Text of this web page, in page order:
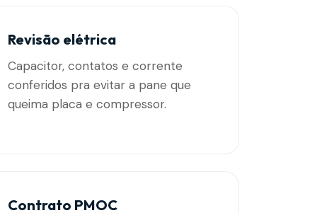
Revisão elétrica
Capacitor, contatos e corrente
conferidos pra evitar a pane que
queima placa e compressor.
Contrato PMOC